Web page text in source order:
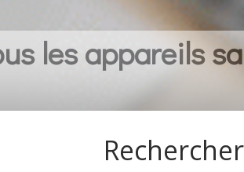
les appareils
Rechercher